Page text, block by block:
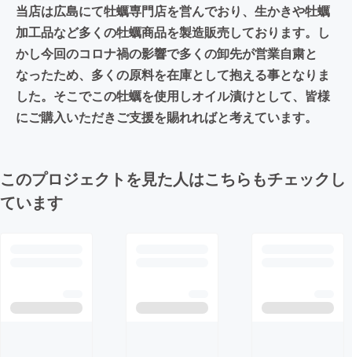
当店は広島にて牡蠣専門店を営んでおり、生かきや牡蠣
加工品など多くの牡蠣商品を製造販売しております。し
かし今回のコロナ禍の影響で多くの卸先が営業自粛と
なったため、多くの原料を在庫として抱える事となりま
した。そこでこの牡蠣を使用しオイル漬けとして、皆様
にご購入いただきご支援を賜れればと考えています。
このプロジェクトを見た人はこちらもチェックし
ています